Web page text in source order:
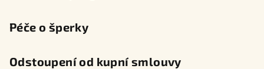
Péče o šperky
Odstoupení od kupní smlouvy